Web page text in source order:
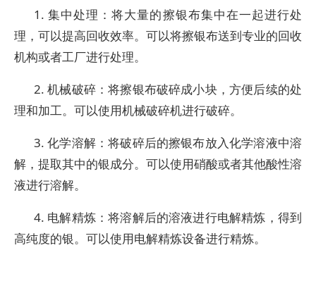
1. 集中处理：将大量的擦银布集中在一起进行处
理，可以提高回收效率。可以将擦银布送到专业的回收
机构或者工厂进行处理。
2. 机械破碎：将擦银布破碎成小块，方便后续的处
理和加工。可以使用机械破碎机进行破碎。
3. 化学溶解：将破碎后的擦银布放入化学溶液中溶
解，提取其中的银成分。可以使用硝酸或者其他酸性溶
液进行溶解。
4. 电解精炼：将溶解后的溶液进行电解精炼，得到
高纯度的银。可以使用电解精炼设备进行精炼。